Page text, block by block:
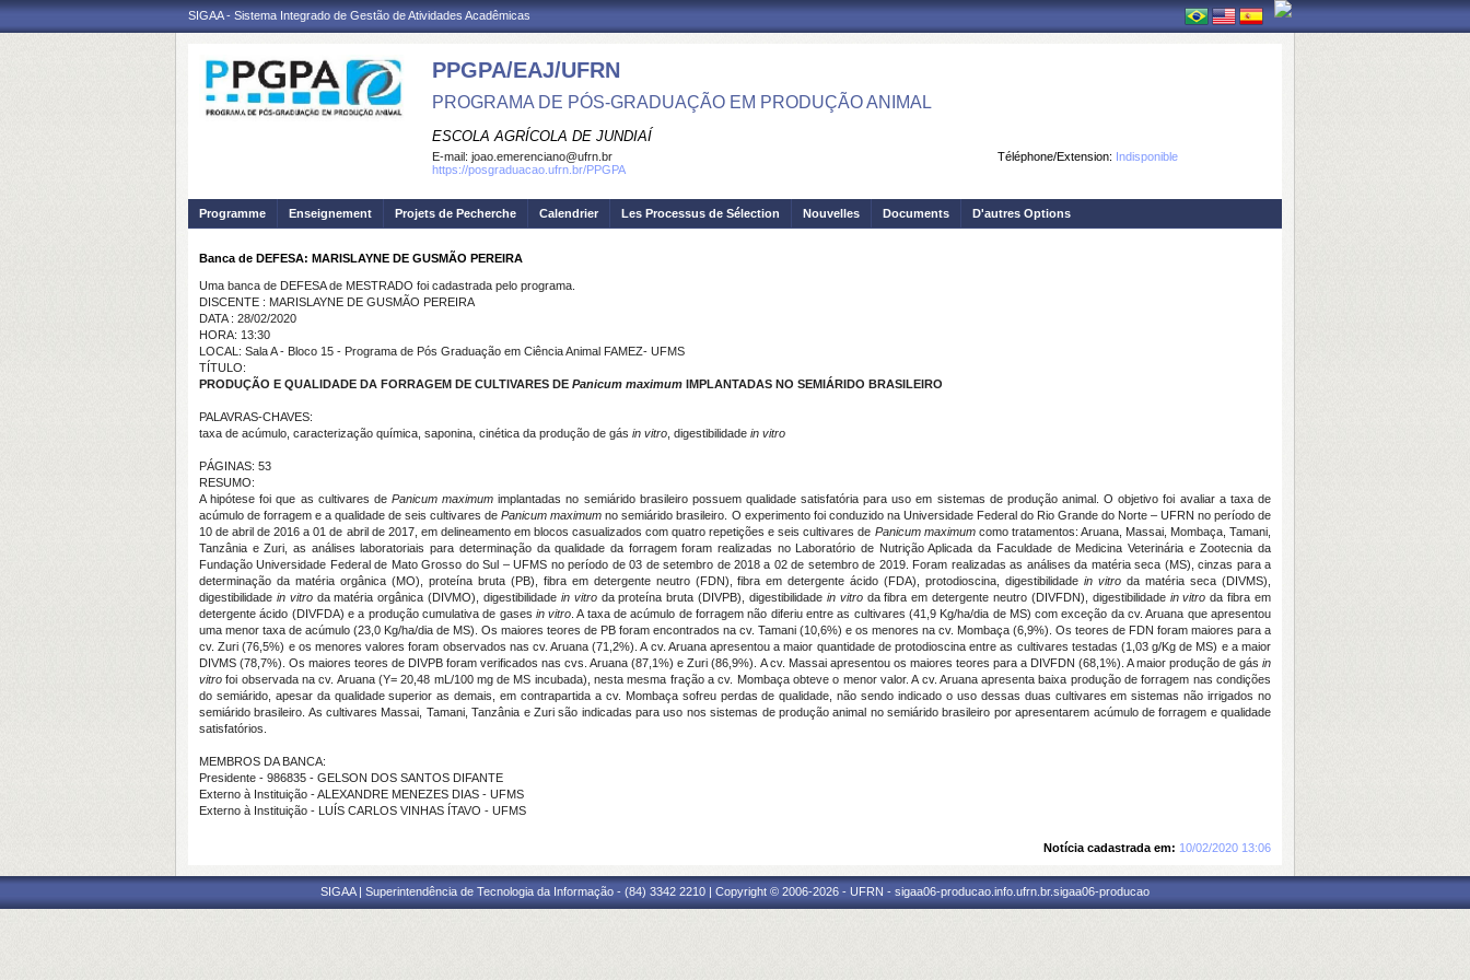
SIGAA - Sistema Integrado de Gestão de Atividades Acadêmicas
PPGPA/EAJ/UFRN
PROGRAMA DE PÓS-GRADUAÇÃO EM PRODUÇÃO ANIMAL
ESCOLA AGRÍCOLA DE JUNDIAÍ
Téléphone/Extension: Indisponible
E-mail: joao.emerenciano@ufrn.br
https://posgraduacao.ufrn.br/PPGPA
Programme Enseignement Projets de Pecherche Calendrier Les Processus de Sélection Nouvelles Documents D'autres Options
Banca de DEFESA: MARISLAYNE DE GUSMÃO PEREIRA
Uma banca de DEFESA de MESTRADO foi cadastrada pelo programa.
DISCENTE : MARISLAYNE DE GUSMÃO PEREIRA
DATA : 28/02/2020
HORA: 13:30
LOCAL: Sala A - Bloco 15 - Programa de Pós Graduação em Ciência Animal FAMEZ- UFMS
TÍTULO:
PRODUÇÃO E QUALIDADE DA FORRAGEM DE CULTIVARES DE Panicum maximum IMPLANTADAS NO SEMIÁRIDO BRASILEIRO
PALAVRAS-CHAVES:
taxa de acúmulo, caracterização química, saponina, cinética da produção de gás in vitro , digestibilidade in vitro
PÁGINAS: 53
RESUMO:
A hipótese foi que as cultivares de Panicum maximumimplantadas no semiárido brasileiro possuem qualidade satisfatória para uso em sistemas de produção animal. O objetivo foi avaliar a taxa de
acúmulo de forragem e a qualidade de seis cultivares dePanicum maximumno semiárido brasileiro. O experimento foi conduzido na Universidade Federal do Rio Grande do Norte – UFRN no período de
10 de abril de 2016 a 01 de abril de 2017, em delineamento em blocos casualizados com quatro repetições e seis cultivares de Panicum maximumcomo tratamentos: Aruana, Massai, Mombaça, Tamani,
Tanzânia e Zuri, as análises laboratoriais para determinação da qualidade da forragem foram realizadas no Laboratório de Nutrição Aplicada da Faculdade de Medicina Veterinária e Zootecnia da
Fundação Universidade Federal de Mato Grosso do Sul – UFMS no período de 03 de setembro de 2018 a 02 de setembro de 2019. Foram realizadas as análises da matéria seca (MS), cinzas para a
determinação da matéria orgânica (MO), proteína bruta (PB), fibra em detergente neutro (FDN), fibra em detergente ácido (FDA), protodioscina, digestibilidadein vitroda matéria seca (DIVMS),
digestibilidade in vitro da matéria orgânica (DIVMO), digestibilidade in vitro da proteína bruta (DIVPB), digestibilidade in vitro da fibra em detergente neutro (DIVFDN), digestibilidade in vitroda fibra em
detergente ácido (DIVFDA) e a produção cumulativa de gases in vitro . A taxa de acúmulo de forragem não diferiu entre as cultivares (41,9 Kg/ha/dia de MS) com exceção da cv. Aruana que apresentou
uma menor taxa de acúmulo (23,0 Kg/ha/dia de MS). Os maiores teores de PB foram encontrados na cv. Tamani (10,6%) e os menores na cv. Mombaça (6,9%). Os teores de FDN foram maiores para a
cv. Zuri (76,5%) e os menores valores foram observados nas cv. Aruana (71,2%). A cv. Aruana apresentou a maior quantidade de protodioscina entre as cultivares testadas (1,03 g/Kg de MS) e a maior
DIVMS (78,7%). Os maiores teores de DIVPB foram verificados nas cvs. Aruana (87,1%) e Zuri (86,9%). A cv. Massai apresentou os maiores teores para a DIVFDN (68,1%). A maior produção de gás in
vitro foi observada na cv. Aruana (Y= 20,48 mL/100 mg de MS incubada), nesta mesma fração a cv. Mombaça obteve o menor valor. A cv. Aruana apresenta baixa produção de forragem nas condições
do semiárido, apesar da qualidade superior as demais, em contrapartida a cv. Mombaça sofreu perdas de qualidade, não sendo indicado o uso dessas duas cultivares em sistemas não irrigados no
semiárido brasileiro. As cultivares Massai, Tamani, Tanzânia e Zuri são indicadas para uso nos sistemas de produção animal no semiárido brasileiro por apresentarem acúmulo de forragem e qualidade
satisfatórios.
MEMBROS DA BANCA:
Presidente - 986835 - GELSON DOS SANTOS DIFANTE
Externo à Instituição - ALEXANDRE MENEZES DIAS - UFMS
Externo à Instituição - LUÍS CARLOS VINHAS ÍTAVO - UFMS
Notícia cadastrada em: 10/02/2020 13:06
SIGAA | Superintendência de Tecnologia da Informação - (84) 3342 2210 | Copyright © 2006-2026 - UFRN - sigaa06-producao.info.ufrn.br.sigaa06-producao